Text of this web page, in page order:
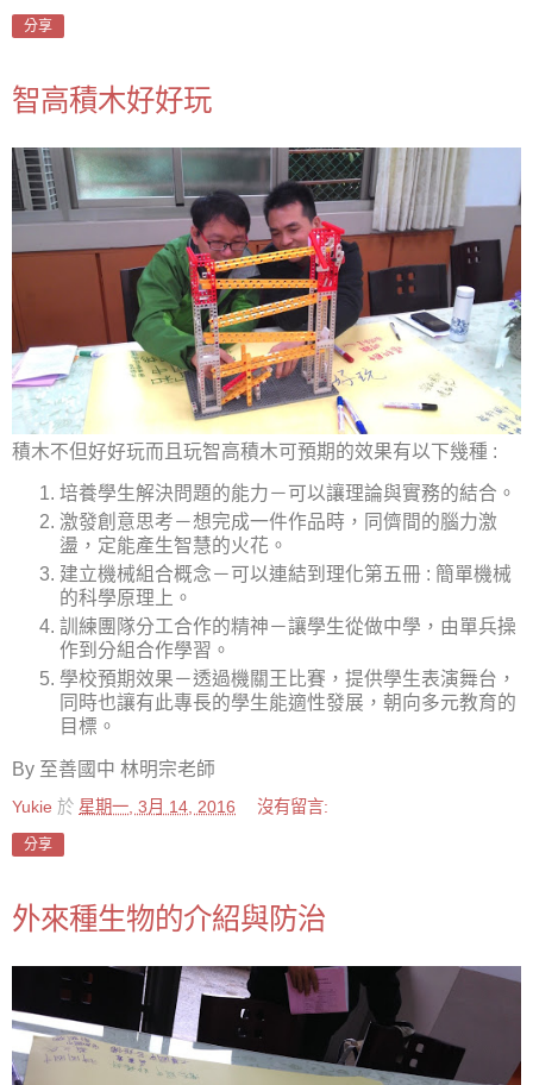
分享
智高積木好好玩
積木不但好好玩而且玩智高積木可預期的效果有以下幾種 :
培養學生解決問題的能力－可以讓理論與實務的結合。
激發創意思考－想完成一件作品時，同儕間的腦力激
盪，定能產生智慧的火花。
建立機械組合概念－可以連結到理化第五冊 : 簡單機械
的科學原理上。
訓練團隊分工合作的精神－讓學生從做中學，由單兵操
作到分組合作學習。
學校預期效果－透過機關王比賽，提供學生表演舞台，
同時也讓有此專長的學生能適性發展，朝向多元教育的
目標。
By 至善國中 林明宗老師
Yukie 於 星期一, 3月 14, 2016 沒有留言:
分享
外來種生物的介紹與防治